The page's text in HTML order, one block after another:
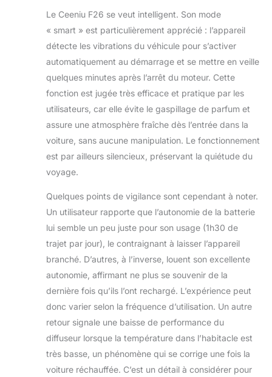
jours sans
remplacement.
(Basé sur des
données
expérimentales :
utilisation de 7
heures par
semaine en mode
intelligent.)
【3
Personnalisez
désodorisants de
voiture Ceeniu ont
3 modes :
INTELLIGENT.
Réglez l'intensité
du parfum selon
vos besoins.
【Allumage/Arrêt
Pas Besoin
d'Opération
Manuelle】Le
diffuseur voiture
Le Ceeniu F26 se veut intelligent. Son mode
« smart » est particulièrement apprécié : l’appareil
détecte les vibrations du véhicule pour s’activer
automatiquement au démarrage et se mettre en veille
quelques minutes après l’arrêt du moteur. Cette
fonction est jugée très efficace et pratique par les
utilisateurs, car elle évite le gaspillage de parfum et
assure une atmosphère fraîche dès l’entrée dans la
voiture, sans aucune manipulation. Le fonctionnement
est par ailleurs silencieux, préservant la quiétude du
voyage.
Quelques points de vigilance sont cependant à noter.
Un utilisateur rapporte que l’autonomie de la batterie
lui semble un peu juste pour son usage (1h30 de
trajet par jour), le contraignant à laisser l’appareil
branché. D’autres, à l’inverse, louent son excellente
autonomie, affirmant ne plus se souvenir de la
dernière fois qu’ils l’ont rechargé. L’expérience peut
donc varier selon la fréquence d’utilisation. Un autre
retour signale une baisse de performance du
diffuseur lorsque la température dans l’habitacle est
très basse, un phénomène qui se corrige une fois la
voiture réchauffée. C’est un détail à considérer pour